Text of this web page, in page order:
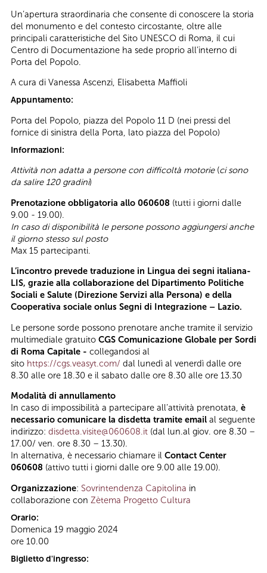
Un’apertura straordinaria che consente di conoscere la storia
del monumento e del contesto circostante, oltre alle
principali caratteristiche del Sito UNESCO di Roma, il cui
Centro di Documentazione ha sede proprio all’interno di
Porta del Popolo.
A cura di Vanessa Ascenzi, Elisabetta Maffioli
Appuntamento:
Porta del Popolo, piazza del Popolo 11 D (nei pressi del
fornice di sinistra della Porta, lato piazza del Popolo)
Informazioni:
Attività non adatta a persone con difficoltà motorie(ci sono
da salire 120 gradini)
Prenotazione obbligatoria allo 060608 (tutti i giorni dalle
9.00 - 19.00).
In caso di disponibilità le persone possono aggiungersi anche
il giorno stesso sul posto
Max 15 partecipanti.
L’incontro prevede traduzione in Lingua dei segni italiana-
LIS, grazie alla collaborazione del Dipartimento Politiche
Sociali e Salute (Direzione Servizi alla Persona) e della
Cooperativa sociale onlus Segni di Integrazione – Lazio.
Le persone sorde possono prenotare anche tramite il servizio
multimediale gratuito CGS Comunicazione Globale per Sordi
di Roma Capitale - collegandosi al
sito https://cgs.veasyt.com/ dal lunedì al venerdì dalle ore
8.30 alle ore 18.30 e il sabato dalle ore 8.30 alle ore 13.30
Modalità di annullamento
In caso di impossibilità a partecipare all’attività prenotata, è
necessario comunicare la disdetta tramite email al seguente
indirizzo: disdetta.visite@060608.it (dal lun.al giov. ore 8.30 –
17.00/ ven. ore 8.30 – 13.30).
In alternativa, è necessario chiamare il Contact Center
060608 (attivo tutti i giorni dalle ore 9.00 alle 19.00).
Organizzazione: Sovrintendenza Capitolina in
collaborazione con Zètema Progetto Cultura
Orario:
Domenica 19 maggio 2024
ore 10.00
Biglietto d'ingresso: